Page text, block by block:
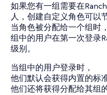
如果您有一组需要在
人，创建自定义角色可以
当角色被分配给一个组时，
组中的用户在第一次登录
级别。
当组中的用户登录时，
他们默认会获得内置的标
他们还将获得分配给其组